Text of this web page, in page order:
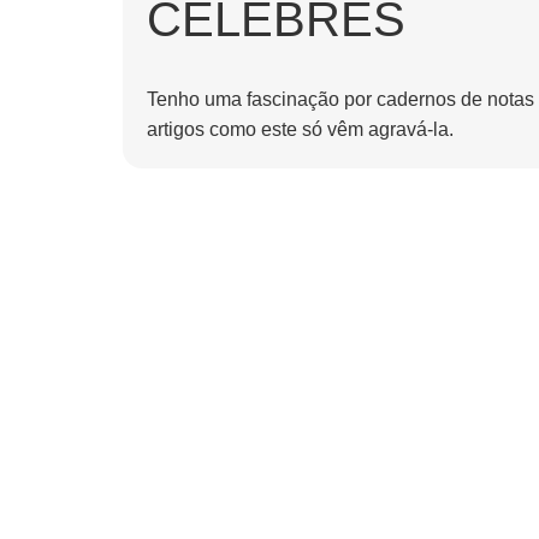
CÉLEBRES
Tenho uma fascinação por cadernos de notas
artigos como este só vêm agravá-la.